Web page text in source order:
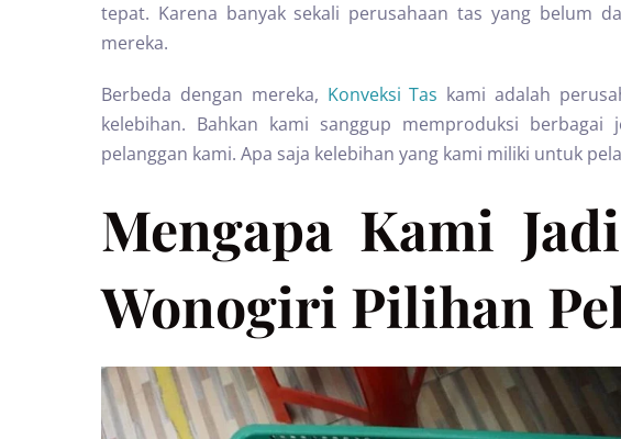
tepat. Karena banyak sekali perusahaan tas yang belum
mereka.
Berbeda dengan mereka, Konveksi Tas kami adalah
kelebihan. Bahkan kami sanggup memproduksi
pelanggan kami. Apa saja kelebihan yang kami miliki untuk
Mengapa Kami
Wonogiri Pilihan